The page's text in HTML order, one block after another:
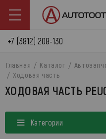
+7 (3812) 208-130
Главная Каталог
Ходовая часть
ХОДОВАЯ ЧАСТЬ
Категории